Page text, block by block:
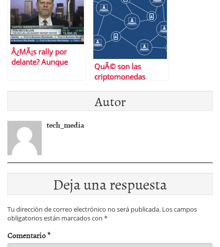
Â¿MÃ¡s rally por
delante? Aunque
QuÃ© son las
criptomonedas
hay que saberlo)
Autor
tech_media
Deja una respuesta
Tu dirección de correo electrónico no será publicada. Los campos
obligatorios están marcados con *
Comentario*